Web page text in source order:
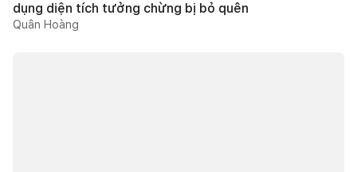
dụng diện tích tưởng chừng bị bỏ quên
Quân Hoàng